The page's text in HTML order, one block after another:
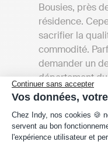
Continuer sans accepter
Vos données,
Plateforme de
Chez Indy, nos cookies 🍪
servent au bon
l'expérience utilisateur et
Bousies, près
résidence.
sacrifier la
commodité.
demander un
département
alentours ne
même si cela
uniquement